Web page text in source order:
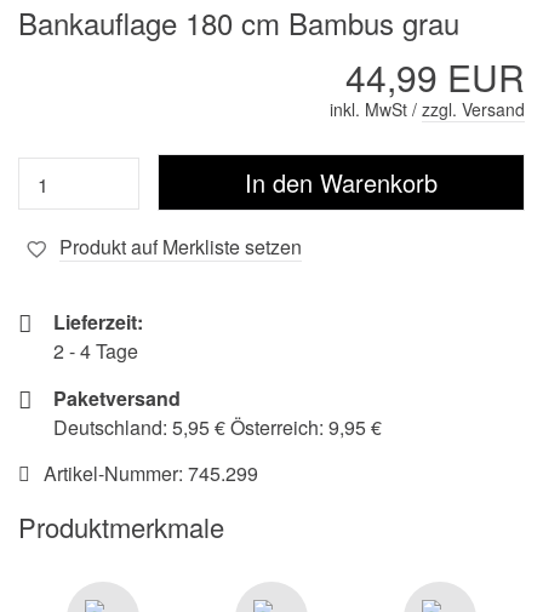
Bankauflage 180 cm Bambus grau
44,99 EUR
inkl. MwSt / zzgl. Versand
Produkt auf Merkliste setzen
Lieferzeit:
2 - 4 Tage
Paketversand
Deutschland: 5,95 € Österreich: 9,95 €
Artikel-Nummer: 745.299
Produktmerkmale